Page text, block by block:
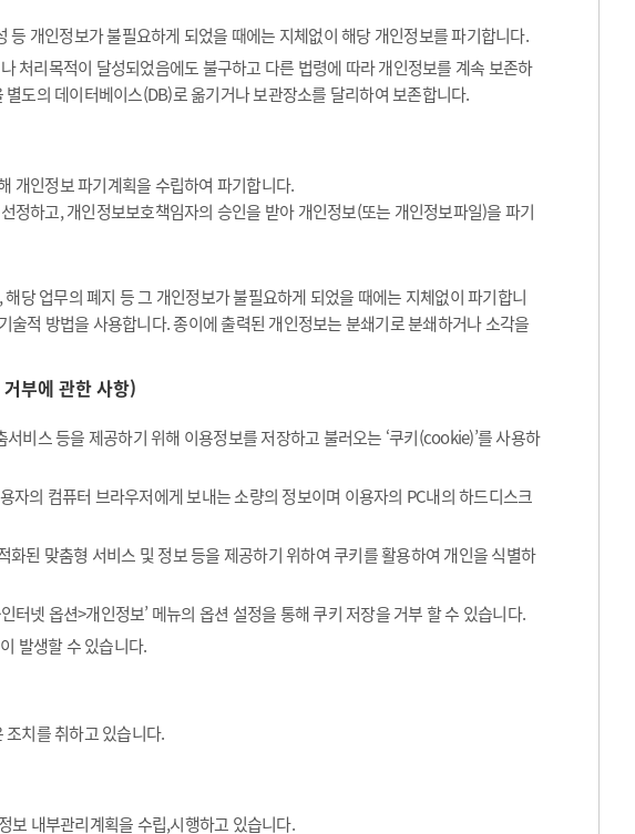
개인정보가 불필요하게 되었을 때에는 지체없이 해당 개인정보를 파기합니다.
처리목적이 달성되었음에도 불구하고 다른 법령에 따라 개인정보를 계속 보존하
도의 데이터베이스(DB)로 옮기거나 보관장소를 달리하여 보존합니다.
개인정보 파기계획을 수립하여 파기합니다.
정하고, 개인정보보호책임자의 승인을 받아 개인정보(또는 개인정보파일)을 파기
당 업무의 폐지 등 그 개인정보가 불필요하게 되었을 때에는 지체없이 파기합니
술적 방법을 사용합니다. 종이에 출력된 개인정보는 분쇄기로 분쇄하거나 소각을
부에 관한 사항)
비스 등을 제공하기 위해 이용정보를 저장하고 불러오는 ‘쿠키(cookie)’를 사용하
의 컴퓨터 브라우저에게 보내는 소량의 정보이며 이용자의 PC내의 하드디스크
된 맞춤형 서비스 및 정보 등을 제공하기 위하여 쿠키를 활용하여 개인을 식별하
터넷 옵션>개인정보’ 메뉴의 옵션 설정을 통해 쿠키 저장을 거부 할 수 있습니다.
발생할 수 있습니다.
치를 취하고 있습니다.
보 내부관리계획을 수립,시행하고 있습니다.